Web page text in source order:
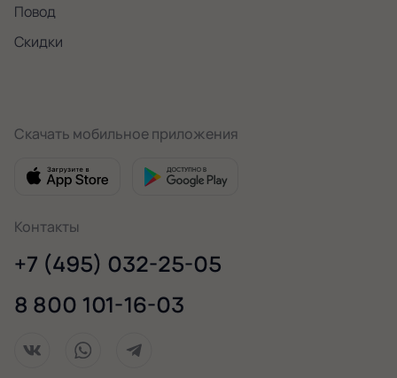
Повод
Скидки
Скачать мобильное приложения
Контакты
+7 (495) 032-25-05
8 800 101-16-03